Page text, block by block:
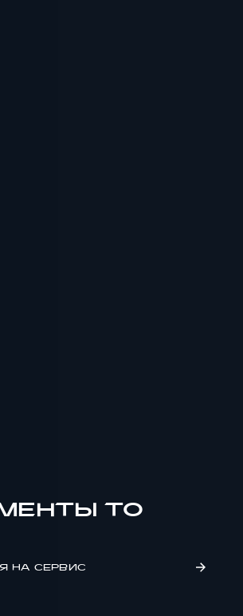
ТО
НА СЕРВИС